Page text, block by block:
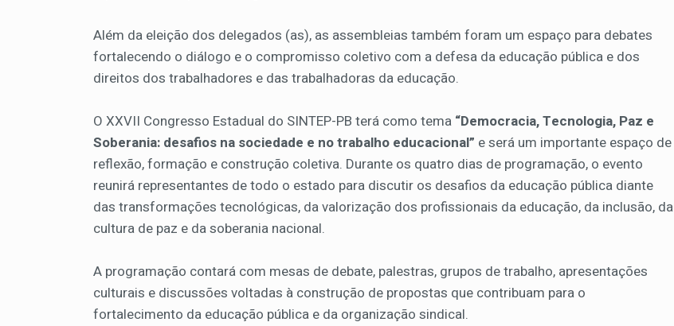
Além da eleição dos delegados (as), as assembleias também foram um espaço para debates
fortalecendo o diálogo e o compromisso coletivo com a defesa da educação pública e dos
direitos dos trabalhadores e das trabalhadoras da educação.
O XXVII Congresso Estadual do SINTEP-PB terá como tema “Democracia, Tecnologia, Paz e
Soberania: desafios na sociedade e no trabalho educacional” e será um importante espaço de
reflexão, formação e construção coletiva. Durante os quatro dias de programação, o evento
reunirá representantes de todo o estado para discutir os desafios da educação pública diante
das transformações tecnológicas, da valorização dos profissionais da educação, da inclusão, da
cultura de paz e da soberania nacional.
A programação contará com mesas de debate, palestras, grupos de trabalho, apresentações
culturais e discussões voltadas à construção de propostas que contribuam para o
fortalecimento da educação pública e da organização sindical.